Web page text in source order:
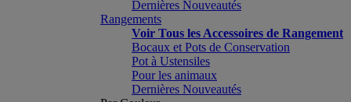
Dernières Nouveautés
Rangements
Voir Tous les Accessoires de Rangement
Bocaux et Pots de Conservation
Pot à Ustensiles
Pour les animaux
Dernières Nouveautés